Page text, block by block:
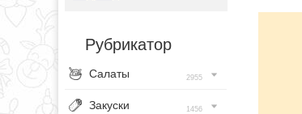
Рубрикатор
Салаты 2955
Закуски 1456